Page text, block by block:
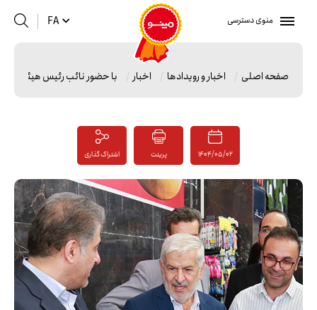
منوی دسترسی FA
صفحه اصلی اخبار و رویدادها اخبار با حضور نائب رئیس هیئت
1404/05/02 پرینت اشتراک گذاری